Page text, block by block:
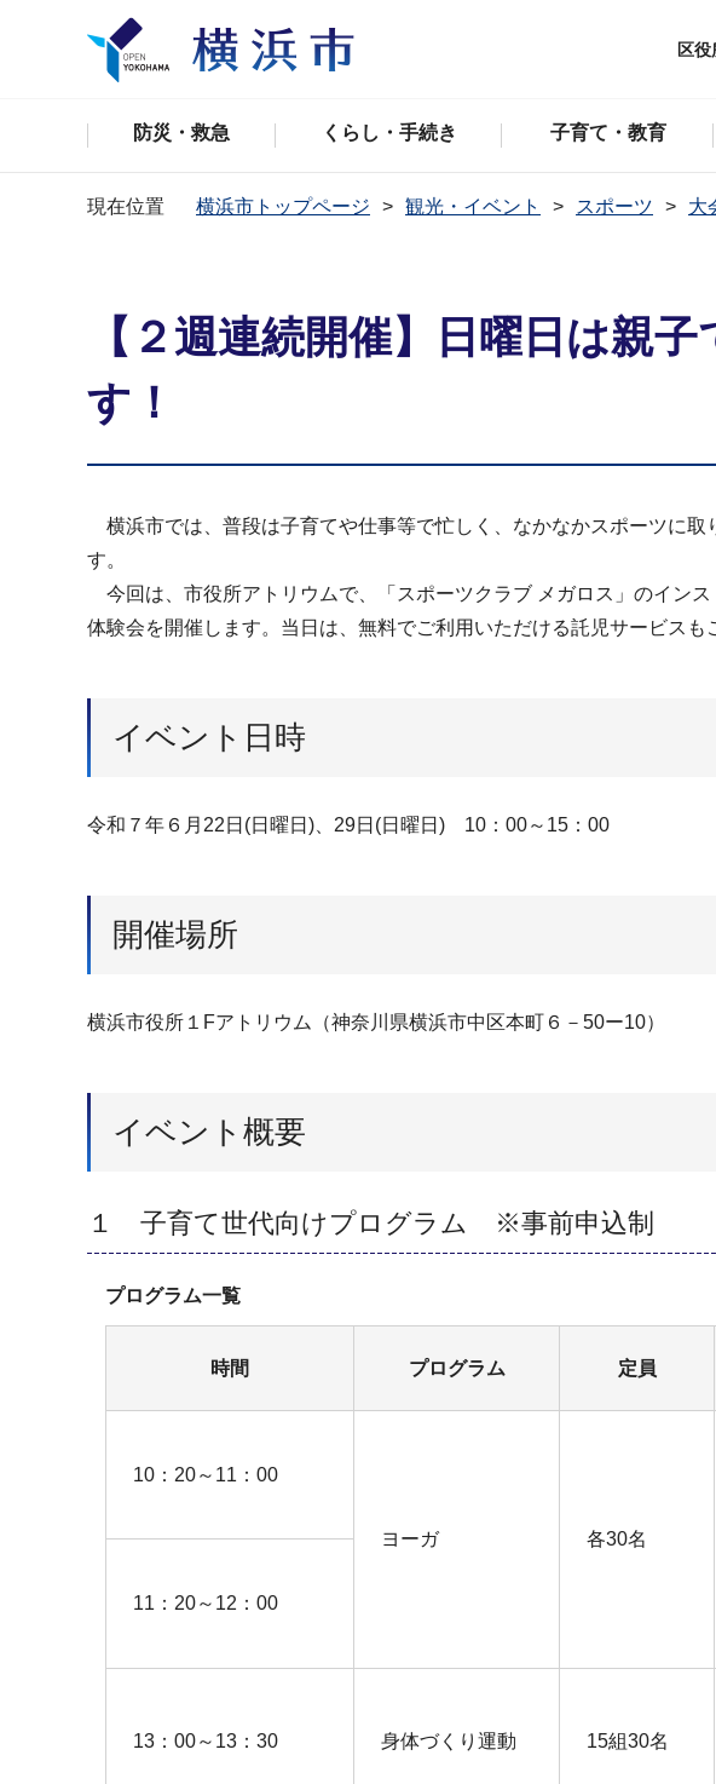
区役
防災・救急 くらし・手続き 子育て・教育
現在位置 横浜市トップページ 観光・イベント スポーツ 大
【２週連続開催】日曜日は親
す！
横浜市では、普段は子育てや仕事等で忙しく、なかなかスポーツに
す。
今回は、市役所アトリウムで、「スポーツクラブ メガロス」のイン
体験会を開催します。当日は、無料でご利用いただける託児サービスも
イベント日時
令和７年６月22日(日曜日)、29日(日曜日) 10：00～15：00
開催場所
横浜市役所１Fアトリウム（神奈川県横浜市中区本町６－50ー10）
イベント概要
１ 子育て世代向けプログラム ※事前申込制
プログラム一覧
時間 プログラム 定員
10：20～11：00
ヨーガ 各30名
11：20～12：00
13：00～13：30 身体づくり運動 15組30名